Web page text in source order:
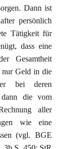
Dann ist
persönlich
Tätigkeit für
dass eine
Gesamtheit
nur Geld in die
bei deren
dann die vom
aller
wie eine
(vgl. BGE